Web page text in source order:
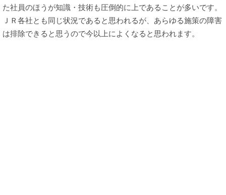
た社員のほうが知識・技術も圧倒的に上であることが多いです。
ＪＲ各社とも同じ状況であると思われるが、あらゆる施策の障害
は排除できると思うので今以上によくなると思われます。